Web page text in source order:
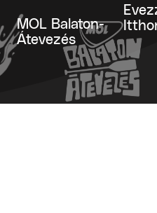
MOL Balaton-
Átevezés